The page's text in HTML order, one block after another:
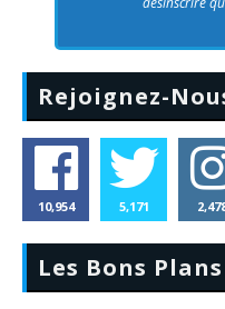
Rejoignez-
10,954 5,171
Les Bons Plans